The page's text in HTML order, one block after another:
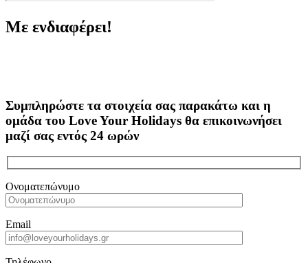
Με ενδιαφέρει!
Συμπληρώστε τα στοιχεία σας παρακάτω και η
ομάδα του Love Your Holidays θα επικοινωνήσει
μαζί σας εντός 24 ωρών
Ονοματεπώνυμο
Email